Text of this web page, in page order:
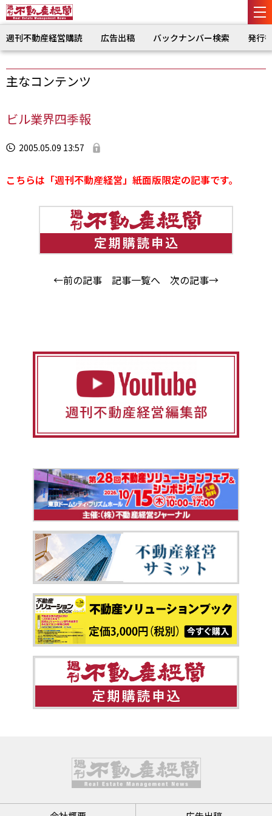
週刊不動産経営購読 広告出稿 バックナンバー検索 発行
主なコンテンツ
ビル業界四季報
2005.05.09 13:57
こちらは「週刊不動産経営」紙面版限定の記事です。
←前の記事 記事一覧へ 次の記事→